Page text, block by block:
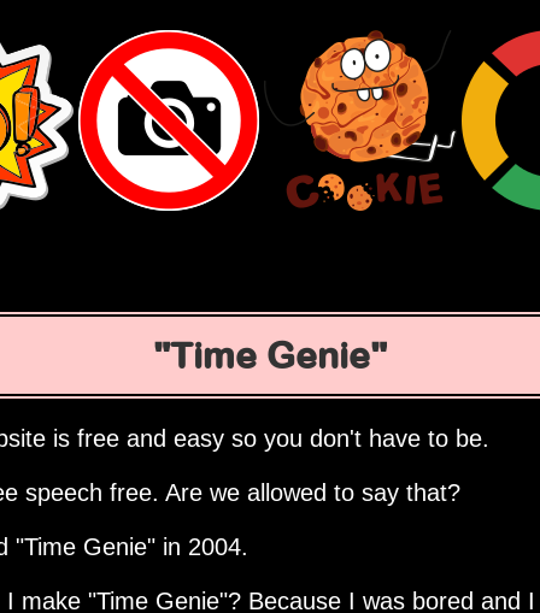
Time Genie
is free and easy so you don't have to be.
speech free. Are we allowed to say that?
Time Genie in 2004.
I make Time Genie ? Because I was bored and